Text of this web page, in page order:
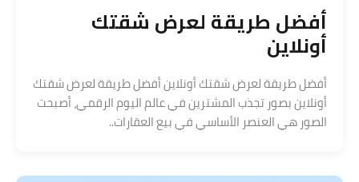
أفضل طريقة لعرض شقتك
أونلاين
أفضل طريقة لعرض شقتك أونلاين أفضل طريقة لعرض شقتك
أونلاين بصور تجذب المشترين في عالم اليوم الرقمي، أصبحت
الصور هي العنصر الأساسي في بيع العقارات..